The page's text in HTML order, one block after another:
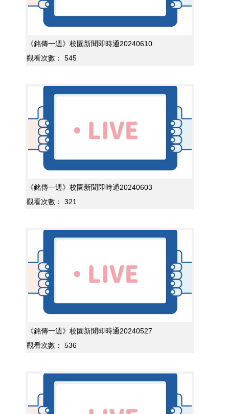
《銘傳一週》校園新聞即時通20240610
觀看次數：
545
《銘傳一週》校園新聞即時通20240603
觀看次數：
321
《銘傳一週》校園新聞即時通20240527
觀看次數：
536